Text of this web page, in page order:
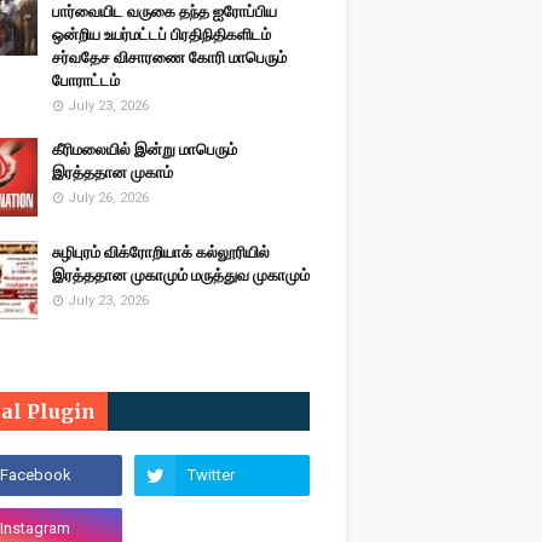
பார்வையிட வருகை தந்த ஐரோப்பிய
ஒன்றிய உயர்மட்டப் பிரதிநிதிகளிடம்
சர்வதேச விசாரணை கோரி மாபெரும்
போராட்டம்
July 23, 2026
கீரிமலையில் இன்று மாபெரும்
இரத்ததான முகாம்
July 26, 2026
சுழிபுரம் விக்ரோறியாக் கல்லூரியில்
இரத்ததான முகாமும் மருத்துவ முகாமும்
July 23, 2026
Plugin